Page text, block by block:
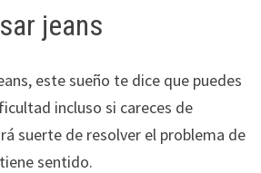
jeans
este sueño te dice que puedes
incluso si careces de
suerte de resolver el problema de
sentido.